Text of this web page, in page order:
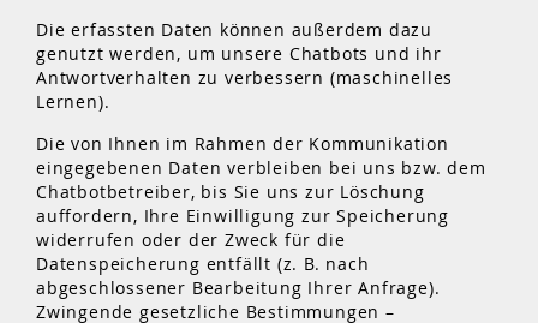
Die erfassten Daten können außerdem dazu
genutzt werden, um unsere Chatbots und ihr
Antwortverhalten zu verbessern (maschinelles
Lernen).
Die von Ihnen im Rahmen der Kommunikation
eingegebenen Daten verbleiben bei uns bzw. dem
Chatbotbetreiber, bis Sie uns zur Löschung
auffordern, Ihre Einwilligung zur Speicherung
widerrufen oder der Zweck für die
Datenspeicherung entfällt (z. B. nach
abgeschlossener Bearbeitung Ihrer Anfrage).
Zwingende gesetzliche Bestimmungen –